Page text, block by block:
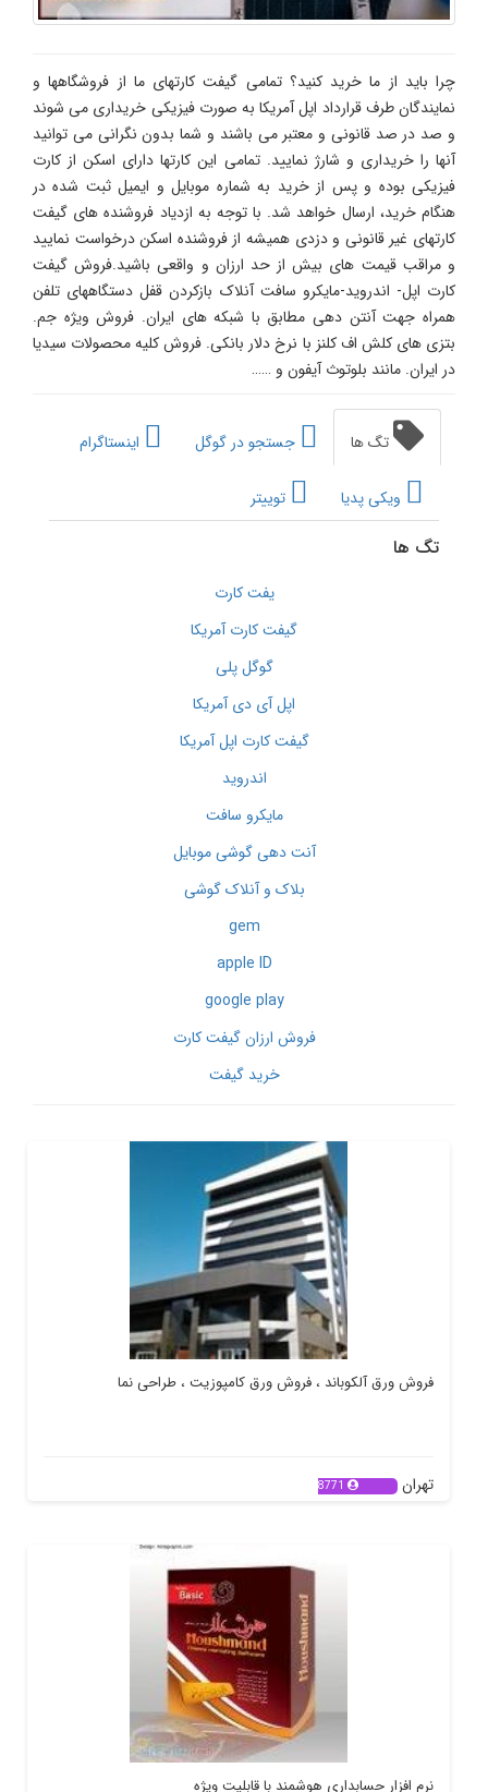
چرا باید از ما خرید کنید؟ تمامی گیفت کارتهای ما از فروشگاهها و
نمایندگان طرف قرارداد اپل آمریکا به صورت فیزیکی خریداری می شوند
و صد در صد قانونی و معتبر می باشند و شما بدون نگرانی می توانید
آنها را خریداری و شارژ نمایید. تمامی این کارتها دارای اسکن از کارت
فیزیکی بوده و پس از خرید به شماره موبایل و ایمیل ثبت شده در
هنگام خرید، ارسال خواهد شد. با توجه به ازدیاد فروشنده های گیفت
کارتهای غیر قانونی و دزدی همیشه از فروشنده اسکن درخواست نمایید
و مراقب قیمت های بیش از حد ارزان و واقعی باشید.فروش گیفت
کارت اپل- اندروید-مایکرو سافت آنلاک بازکردن قفل دستگاههای تلفن
همراه جهت آنتن دهی مطابق با شبکه های ایران. فروش ویژه جم.
بتزی های کلش اف کلنز با نرخ دلار بانکی. فروش کلیه محصولات سیدیا
در ایران. مانند بلوتوث آیفون و ……
تگ ها جستجو در گوگل اینستاگرام
ویکی پدیا توییتر
تگ ها
یفت کارت
گیفت کارت آمریکا
گوگل پلی
اپل آی دی آمریکا
گیفت کارت اپل آمریکا
اندروید
مایکرو سافت
آنت دهی گوشی موبایل
بلاک و آنلاک گوشی
gem
apple ID
google play
فروش ارزان گیفت کارت
خرید گیفت
فروش ورق آلکوباند ، فروش ورق کامپوزیت ، طراحی نما
تهران 8771
نرم افزار حسابداری هوشمند با قابلیت ویژه